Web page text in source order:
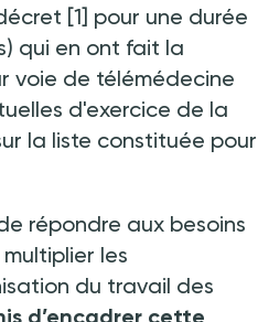
[1] pour une durée
qui en ont fait la
voie de télémédecine
d'exercice de la
la liste constituée pour
répondre aux besoins
les
du travail des
d’encadrer cette